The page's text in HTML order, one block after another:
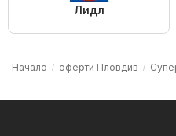
Лидл
Начало оферти Пловдив